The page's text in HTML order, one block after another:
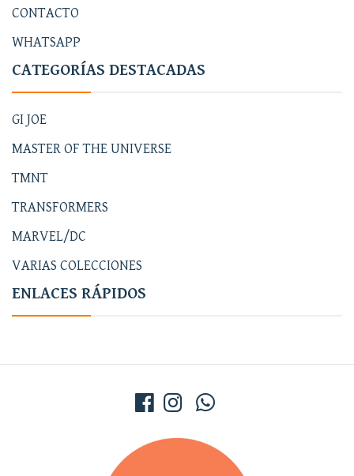
CONTACTO
WHATSAPP
CATEGORÍAS DESTACADAS
GI JOE
MASTER OF THE UNIVERSE
TMNT
TRANSFORMERS
MARVEL/DC
VARIAS COLECCIONES
ENLACES RÁPIDOS